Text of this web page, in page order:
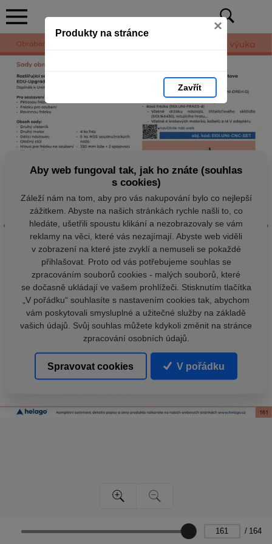
Produkty na stránce ×
Zavřít
/ 164
Aby web fungoval tak, jak ho znáte (souhlas
s cookies)
Záleží nám na tom, aby pro vás nakupování bylo co nejlepší
zážitkem. Abyste na našich stránkách rychle našli to, co
hledáte, ušetřili spoustu klikání a nezobrazovaly se vám
reklamy na věci, které vás nezajímají. Abyste web viděli
v zobrazení na které jste zvyklí a nemuseli se pokaždé
přihlašovat. Proto od vás potřebujeme souhlas se
zpracováním souborů cookies - malých souborů, které
se dočasně ukládají ve vašem prohlížeči. Stisknutím tlačítka
„V pořádku“ souhlasíte s nastavením cookies tak, abychom
vám poskytovali smysluplné a užitečné služby na základě
vašich údajů. Svůj souhlas můžete kdykoli změnit na stránce
zpracování osobních údajů.
Spravovat cookies V pořádku